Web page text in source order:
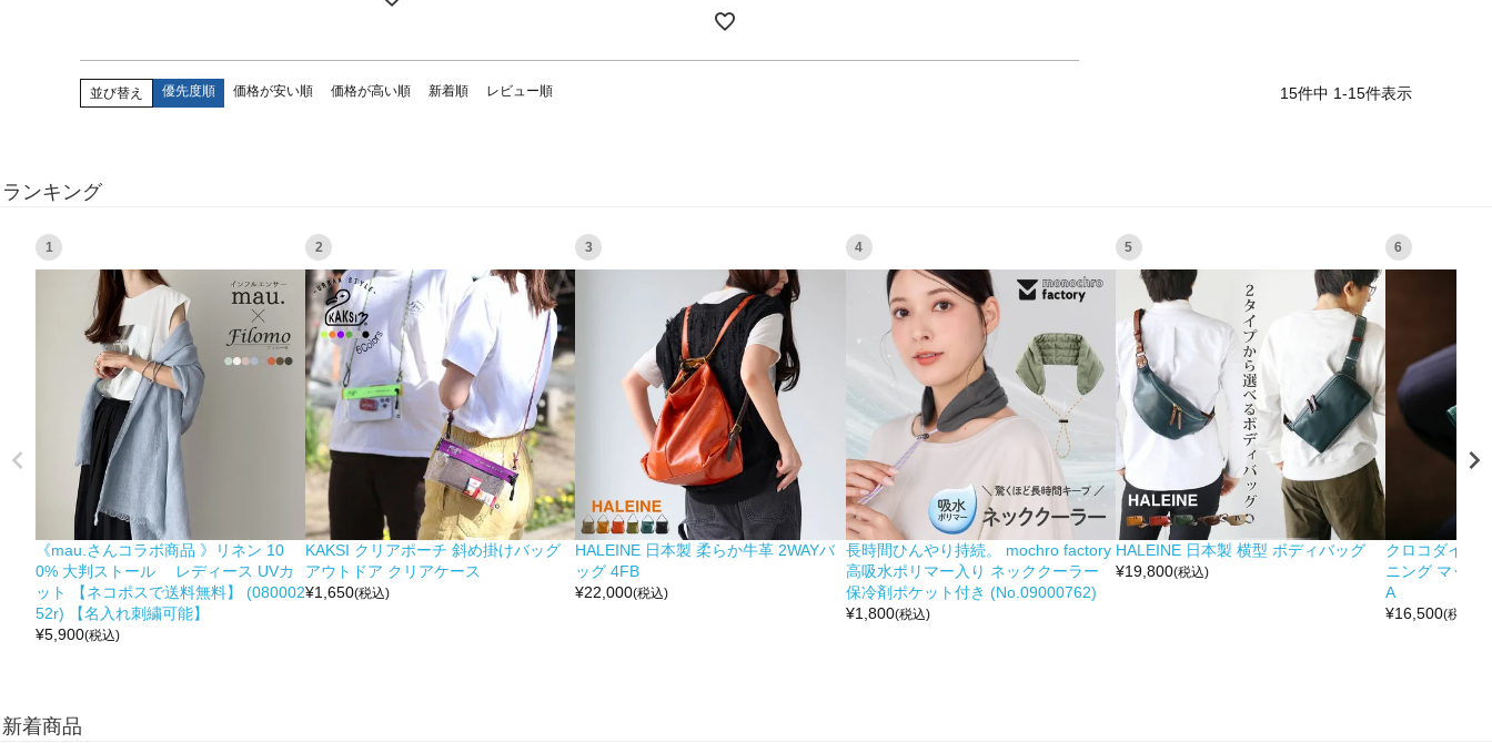
並び替え 優先度順 価格が安い順 価格が高い順 新着順 レビュー順 15件中 1-15件表示
ランキング
1
《mau.さんコラボ商品 》リネン 10
0% 大判ストール レディース UVカ
ット 【ネコポスで送料無料】 (080002
52r) 【名入れ刺繍可能】
¥5,900(税込)
2
KAKSI クリアポーチ 斜め掛けバッグ
アウトドア クリアケース
¥1,650(税込)
3
HALEINE 日本製 柔らか牛革 2WAYバ
ッグ 4FB
¥22,000(税込)
4
長時間ひんやり持続。 mochro factory
高吸水ポリマー入り ネッククーラー
保冷剤ポケット付き (No.09000762)
¥1,800(税込)
5
HALEINE 日本製 横型 ボディバッグ
¥19,800(税込)
6
クロコダイル
ニング マット
A
¥16,500(税込)
新着商品